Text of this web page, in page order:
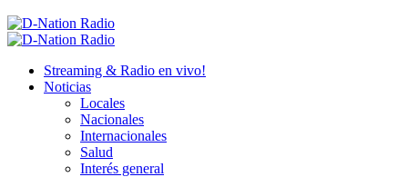
Menú
Streaming & Radio en vivo!
Noticias
Locales
Nacionales
Internacionales
Salud
Interés general